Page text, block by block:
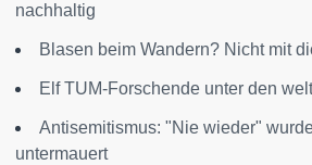
nachhaltig
Blasen beim Wandern? Nicht mit
Elf TUM-Forschende unter den
Antisemitismus: "Nie wieder"
untermauert